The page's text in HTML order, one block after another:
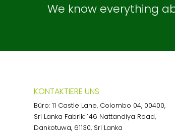
We know everything
KONTAKTIERE UNS
Büro: 11 Castle Lane, Colombo 04, 00400,
Sri Lanka Fabrik: 146 Nattandiya Road,
Dankotuwa, 61130, Sri Lanka